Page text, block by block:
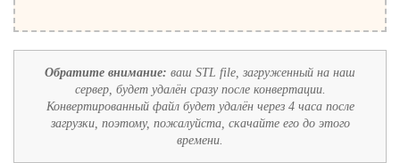
Обратите внимание: ваш STL file, загруженный на наш
сервер, будет удалён сразу после конвертации.
Конвертированный файл будет удалён через 4 часа после
загрузки, поэтому, пожалуйста, скачайте его до этого
времени.